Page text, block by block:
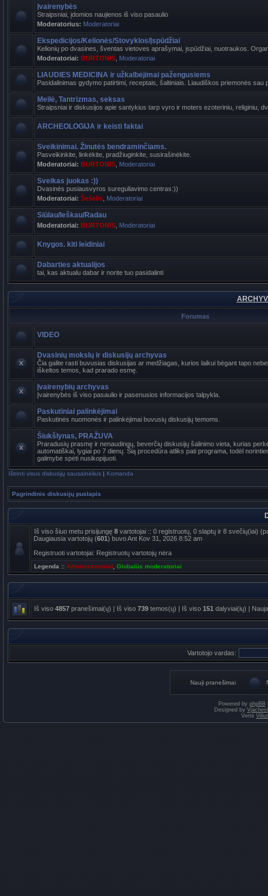
Įvairenybės
Straipsniai, įdomios naujienos iš viso pasaulio
Moderatorius: Moderatoriai
Ekspedicijos/Kelionės/Stovyklos/Įspūdžiai
Kelionių po dvasines, šventas vietoves aprašymai, įspūdžiai, nuotraukos.
Moderatoriai: BURTONIS Moderatoriai
LIAUDIES MEDICINA ir užkalbėjimai pažengusiems
Pasidalinimas gydymo patirtimi, receptais, šaltiniais. Liaudiškos priemonės sau
Meilė, Tantrizmas, seksas
Straipsniai ir diskusijos apie santykius tarp vyro ir moters ezoteriniu, religiniu,
ARCHEOLOGIJA ir keisti faktai
Sveikinimai. Žinutės bendraminčiams.
Pasveikinkite, linkėkite, pradžiuginkite, susirašinėkite.
Moderatoriai: BURTONIS Moderatoriai
Sveikas juokas :))
Dvasinės pusiausvyros sureguliavimo centras:))
Moderatoriai: Šešėlis Moderatoriai
Siūlau/Ieškau/Radau
Moderatoriai: BURTONIS Moderatoriai
Knygos. kiti leidiniai
Dabarties aktualijos
tai, kas aktualu dabar ir norite tuo pasidalinti
Forumas
VIDEO
Dvasinių mokslų ir diskusijų archyvas
Čia galite rasti buvusias diskusijas ar medžiagas, kurios laikui bėgant tapo
iškeltos temos, kad prarado esmę.
Įvairenybių archyvas
Įvairenybės iš viso pasaulio ir pasenusios informacijos talpykla.
Paskutiniai palinkėjimai
Paskutinės nuomonės ir palinkėjimai buvusių diskusijų temoms.
Šiukšlynas, PRAŽUVA
Praradusių prasmę ir nenaudingų, beverčių diskusijų šalinimo vieta, kurias
automatiškai, lygiai po 7 dienų. Šią procedūra atliks pati programa, todėl
galimybė spėti nusikopijuoti.
Ištrinti visus diskusijų sausainėlius | Komanda
Pagrindinis diskusijų puslapis
Iš viso šiuo metu prisijungę 8 vartotojai :: 0 registruotų, 0 slaptų ir 8 svečių(iai)
Daugiausia vartotojų (601) buvo Ant Kov 31, 2026 8:52 am
Registruoti vartotojai: Registruotų vartotojų nėra
Legenda :: Administratoriai Globalūs moderatoriai
Iš viso 4857 pranešimai(ų) | Iš viso 739 temos(ų) | Iš viso 151 dalyviai(ių) |
Vartotojo vardas:
Nauji pranešimai
Powered by phpBB
Designed by
Vertė